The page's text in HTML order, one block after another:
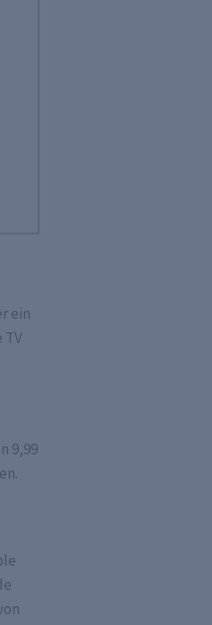
ein
9,99